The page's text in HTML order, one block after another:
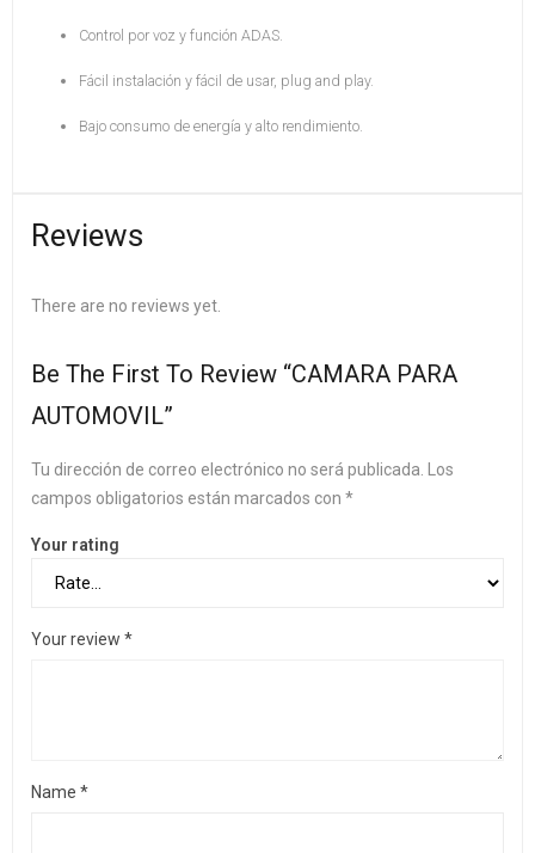
Control por voz y función ADAS.
Fácil instalación y fácil de usar, plug and play.
Bajo consumo de energía y alto rendimiento.
Reviews
There are no reviews yet.
Be The First To Review “CAMARA PARA
AUTOMOVIL”
Tu dirección de correo electrónico no será publicada.
Los
campos obligatorios están marcados con *
Your rating
Your review *
Name *